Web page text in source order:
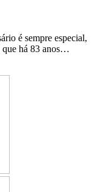
é sempre especial,
que há 83 anos…